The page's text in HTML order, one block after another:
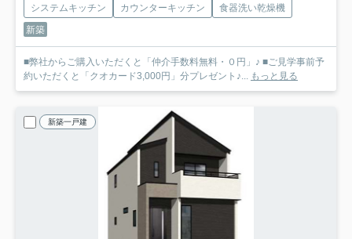
システムキッチン
カウンターキッチン
食器洗い乾燥機
新築
■弊社からご購入いただくと「仲介手数料無料・０円」♪ ■ご見学事前予
約いただくと「クオカード3,000円」分プレゼント♪...
もっと見る
新築一戸建